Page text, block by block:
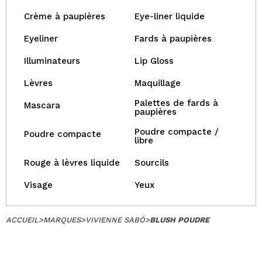
Crème à paupières Eye-liner liquide
Eyeliner Fards à paupières
Illuminateurs Lip Gloss
Lèvres Maquillage
Mascara
Palettes de fards à
paupières
Poudre compacte
Poudre compacte /
libre
Rouge à lèvres liquide Sourcils
Visage Yeux
ACCUEIL>MARQUES>VIVIENNE SABÓ>BLUSH POUDRE